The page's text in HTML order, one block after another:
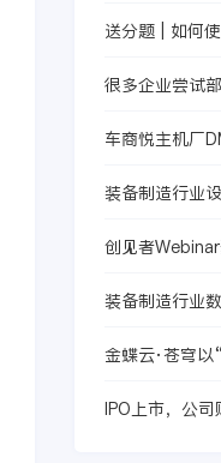
送分题 | 如何
很多企业尝试
车商悦主机厂
装备制造行业
创见者
装备制造行业
金蝶云·苍穹以
IPO上市，公